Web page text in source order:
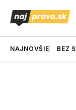
NAJNOVŠIE BEZ